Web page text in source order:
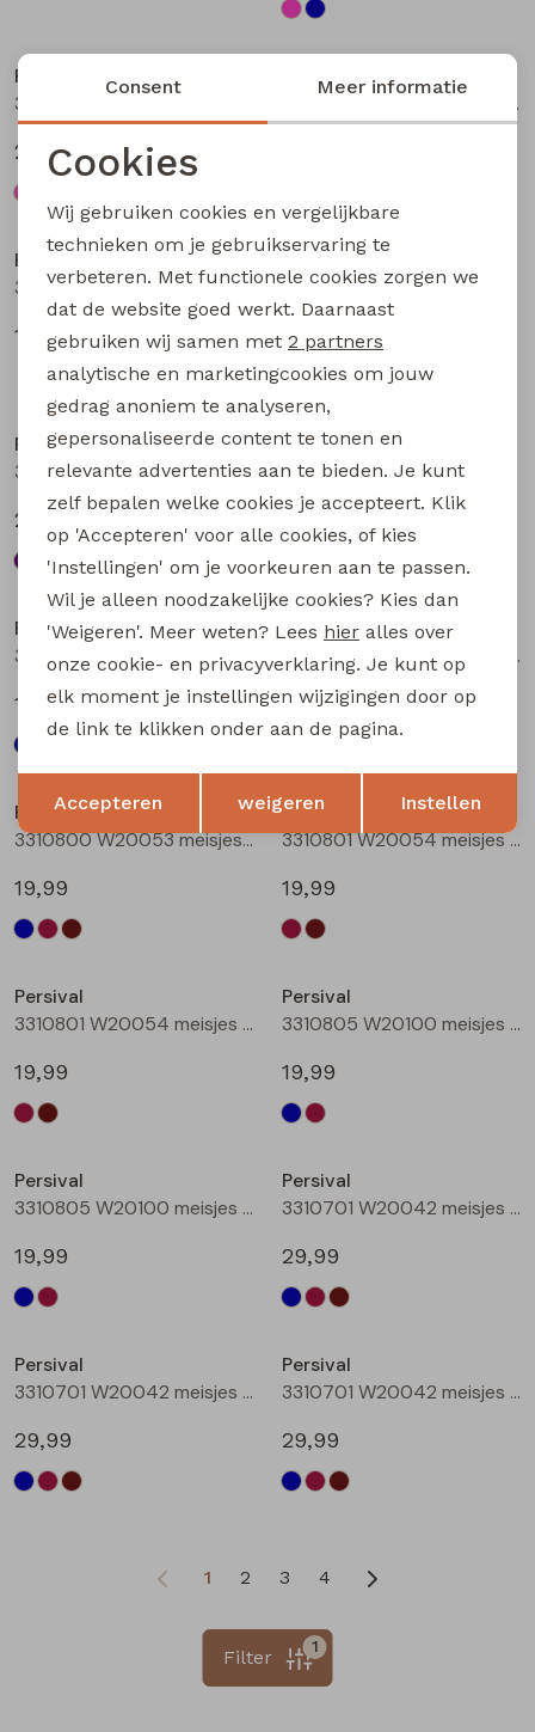
Persival
27,99
Persival
3310300 W20103 meisjes pullover Bruin donker
Nieuw
Persival
3310807 W20102 meisjes rok kort Bordeaux
17,99
Persival
22,99
Nieuw
Persival
3310404 W20049 meisjes sweatshirt Taupe
22,99
Persival
22,99
Nieuw
Persival
3310800 W20053 meisjes rok kort Marine
19,99
Persival
3310800 W20053 meisjes rok kort Bordeaux
19,99
Persival
3310800 W20053 meisjes rok kort Bruin donker
19,99
Persival
3310801 W20054 meisjes rok kort Bordeaux
19,99
Persival
3310801 W20054 meisjes rok kort Bruin donker
19,99
Persival
3310805 W20100 meisjes rok kort Marine
19,99
Persival
3310805 W20100 meisjes rok kort Bordeaux
19,99
Persival
3310701 W20042 meisjes Jurk Marine
29,99
Persival
3310701 W20042 meisjes Jurk Bordeaux
29,99
Persival
3310701 W20042 meisjes Jurk Bruin donker
29,99
1 2 3 4
1
Filter
Noodzakelijke cookies
Analytische cookies
Marketing cookies
Terug Opslaan
Consent Meer informatie
Cookies
Wij gebruiken cookies en vergelijkbare
technieken om je gebruikservaring te
verbeteren. Met functionele cookies zorgen we
dat de website goed werkt. Daarnaast
gebruiken wij samen met 2 partners
analytische en marketingcookies om jouw
gedrag anoniem te analyseren,
gepersonaliseerde content te tonen en
relevante advertenties aan te bieden. Je kunt
zelf bepalen welke cookies je accepteert. Klik
op 'Accepteren' voor alle cookies, of kies
'Instellingen' om je voorkeuren aan te passen.
Wil je alleen noodzakelijke cookies? Kies dan
'Weigeren'. Meer weten? Lees hier alles over
onze cookie- en privacyverklaring. Je kunt op
elk moment je instellingen wijzigingen door op
de link te klikken onder aan de pagina.
Accepteren weigeren Instellen